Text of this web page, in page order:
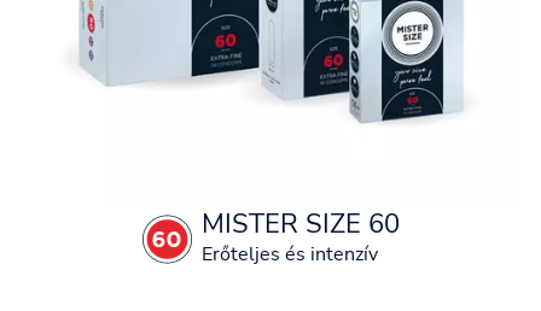
MISTER SIZE 60
Erőteljes és intenzív